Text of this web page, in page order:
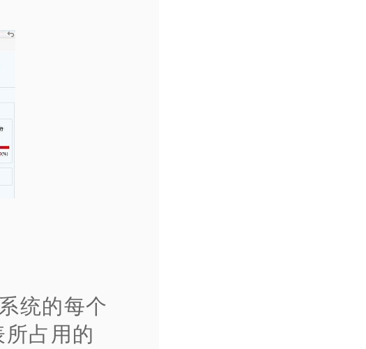
统的每个
占用的